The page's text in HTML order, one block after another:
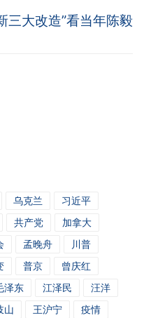
三大改造”看当年陈毅
乌克兰
习近平
共产党
加拿大
孟晚舟
川普
普京
曾庆红
泽东 江泽民
汪洋
山 王沪宁 疫情